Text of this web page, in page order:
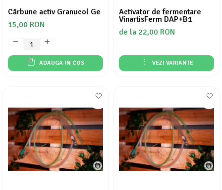
Cărbune activ Granucol Ge
15,00 RON
ADAUGA IN COS
Activator de fermentare
VinartisFerm DAP+B1
de la 22,00 RON
VEZI VARIANTE